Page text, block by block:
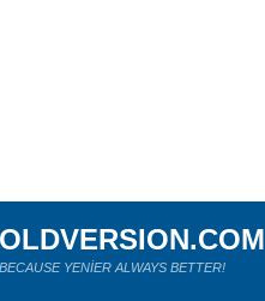
OLDVERSION.COM
BECAUSE YENİER ALWAYS BETTER!